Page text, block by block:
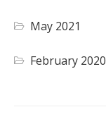
May 2021
February 2020